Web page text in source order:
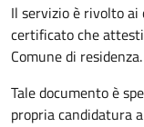
Il servizio è rivolto
certificato che
Comune di residenza.
Tale documento è
propria candidatura